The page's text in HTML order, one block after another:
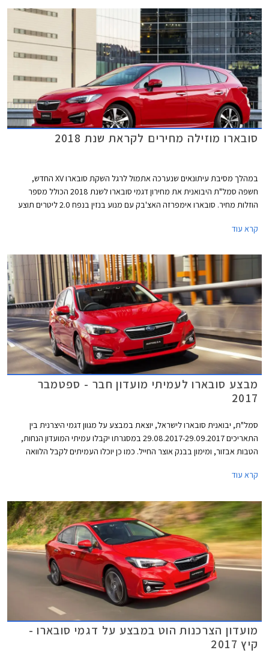
סובארו מוזילה מחירים לקראת שנת 2018
במהלך מסיבת עיתונאים שנערכה אתמול לרגל השקת סובארו XV החדש,
חשפה סמל"ת היבואנית את מחירון דגמי סובארו לשנת 2018 הכולל מספר
הוזלות מחיר. סובארו אימפרזה האצ'בק עם מנוע בנזין בנפח 2.0 ליטרים תוצע
קרא עוד
מבצע סובארו לעמיתי מועדון חבר - ספטמבר
2017
סמל"ת, יבואנית סובארו לישראל, יוצאת במבצע על מגוון דגמי היצרנית בין
התאריכים 29.08.2017-29.09.2017 במסגרתו יקבלו עמיתי המועדון הנחות,
הטבות אבזור, ומימון בבנק אוצר החייל. כמו כן יוכלו העמיתים לקבל הלוואה
התצוגה של סובארו ברחבי הארץ.
קרא עוד
מועדון הצרכנות הוט במבצע על דגמי סובארו -
קיץ 2017